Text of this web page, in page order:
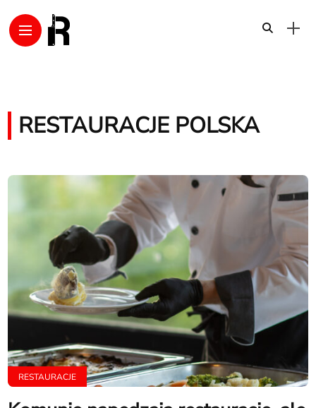
RESTAURACJE POLSKA
RESTAURACJE